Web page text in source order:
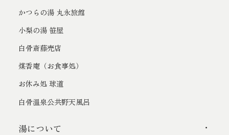
かつらの湯 丸永旅館
小梨の湯 笹屋
白骨斎藤売店
煤香庵（お食事処）
お休み処 球道
白骨温泉公共野天風呂
湯について